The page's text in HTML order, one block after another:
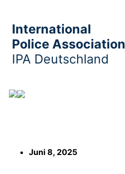
International
Police Association
IPA Deutschland
Juni 8, 2025